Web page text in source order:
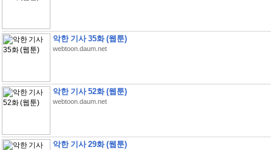
악한 기사 35화 (웹툰)
webtoon.daum.net
악한 기사 52화 (웹툰)
webtoon.daum.net
악한 기사 29화 (웹툰)